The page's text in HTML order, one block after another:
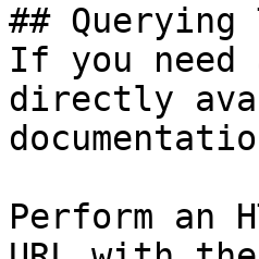
## Querying
If you
directly
Perform an